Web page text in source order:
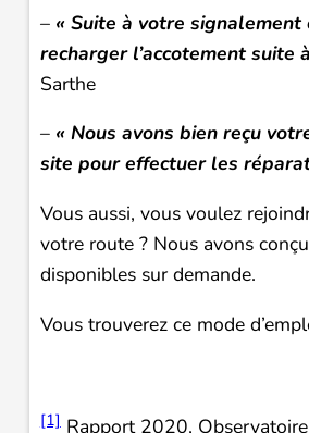
– « Suite à votre
recharger l’accotement
Sarthe
– « Nous avons bien reçu
site pour effectuer les
Vous aussi, vous voulez
votre route ? Nous avons
disponibles sur demande.
Vous trouverez ce mode
[1]Rapport 2020,